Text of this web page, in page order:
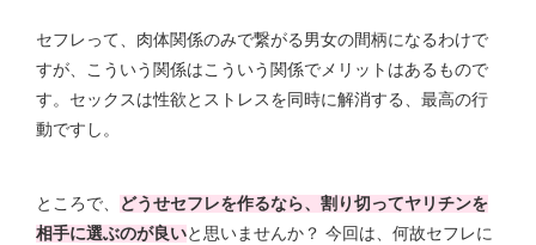
セフレって、肉体関係のみで繋がる男女の間柄になるわけで
すが、こういう関係はこういう関係でメリットはあるもので
す。セックスは性欲とストレスを同時に解消する、最高の行
動ですし。
ところで、
どうせセフレを作るなら、割り切ってヤリチンを
相手に選ぶのが良いと思いませんか？ 今回は、何故セフレに